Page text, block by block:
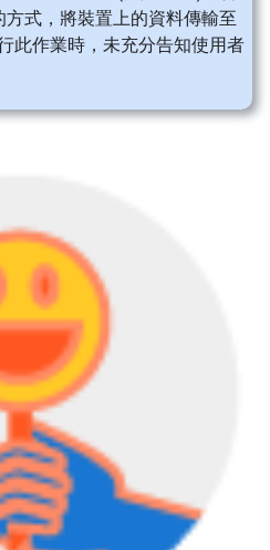
式，將裝置上的資料傳輸至
此作業時，未充分告知使用者